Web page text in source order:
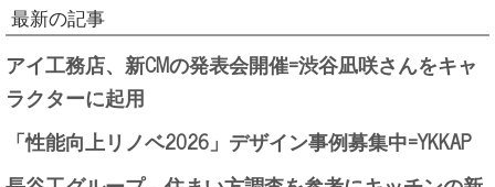
最新の記事
アイ工務店、新CMの発表会開催=渋谷凪咲さんをキャ
ラクターに起用
「性能向上リノベ2026」デザイン事例募集中=YKKAP